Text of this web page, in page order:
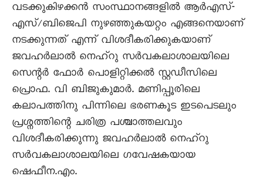
വടക്കുകിഴക്കൻ സംസ്ഥാനങ്ങളിൽ ആർഎസ്-
എസ്/ബിജെപി നുഴഞ്ഞുകയറ്റം എങ്ങനെയാണ്
നടക്കുന്നത് എന്ന് വിശദീകരിക്കുകയാണ്
ജവഹർലാൽ നെഹ്റു സർവകലാശാലയിലെ
സെന്റർ ഫോർ പൊളിറ്റിക്കൽ സ്റ്റഡീസിലെ
പ്രൊഫ. വി ബിജുകുമാർ. മണിപ്പൂരിലെ
കലാപത്തിനു പിന്നിലെ ഭരണകൂട ഇടപെടലും
പ്രശ്നത്തിന്റെ ചരിത്ര പശ്ചാത്തലവും
വിശദീകരിക്കുന്നു ജവഹർലാൽ നെഹ്റു
സർവകലാശാലയിലെ ഗവേഷകയായ
ഷെഫീന.എം.